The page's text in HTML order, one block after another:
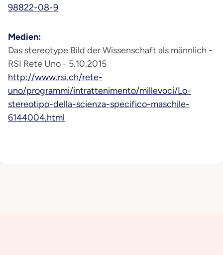
98822-08-9
Medien:
Das stereotype Bild der Wissenschaft als männlich -
RSI Rete Uno - 5.10.2015
http://www.rsi.ch/rete-
uno/programmi/intrattenimento/millevoci/Lo-
stereotipo-della-scienza-specifico-maschile-
6144004.html